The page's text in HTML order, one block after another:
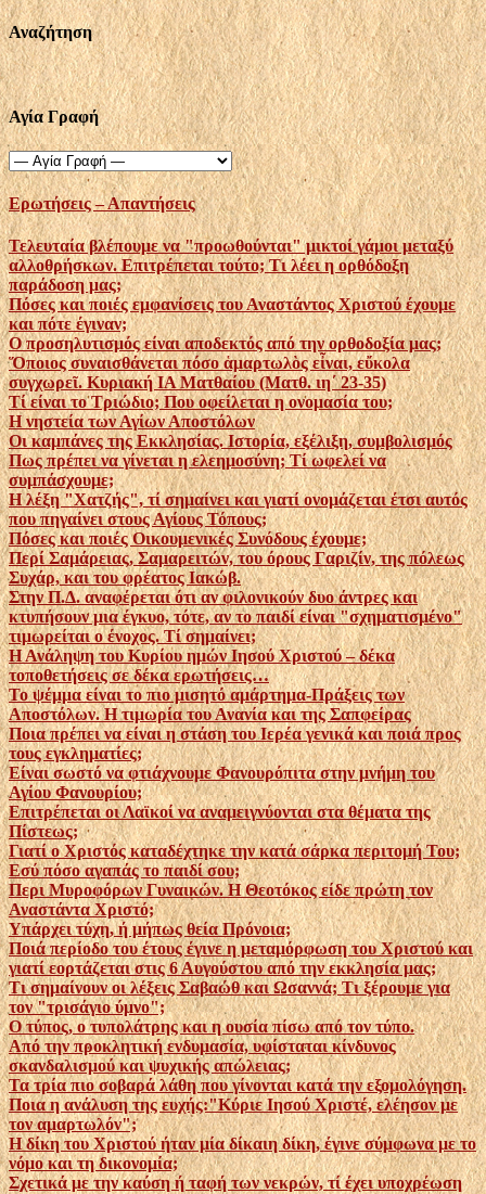
Αναζήτηση
Αγία Γραφή
Ερωτήσεις – Απαντήσεις
Τελευταία βλέπουμε να "προωθούνται" μικτοί γάμοι μεταξύ
αλλοθρήσκων. Επιτρέπεται τούτο; Τι λέει η ορθόδοξη
παράδοση μας;
Πόσες και ποιές εμφανίσεις του Αναστάντος Χριστού έχουμε
και πότε έγιναν;
Ο προσηλυτισμός είναι αποδεκτός από την ορθοδοξία μας;
Ὅ­ποιος συναισθάνεται πόσο ἁμαρτω­λὸς εἶναι, εὔκολα
συγχωρεῖ. Κυριακή ΙΑ Ματθαίου (Ματθ. ιη΄ 23-35)
Τί είναι το Τριώδιο; Που οφείλεται η ονομασία του;
Η νηστεία των Αγίων Αποστόλων
Οι καμπάνες της Εκκλησίας. Ιστορία, εξέλιξη, συμβολισμός
Πως πρέπει να γίνεται η ελεημοσύνη; Τί ωφελεί να
συμπάσχουμε;
Η λέξη "Χατζής", τί σημαίνει και γιατί ονομάζεται έτσι αυτός
που πηγαίνει στους Αγίους Τόπους;
Πόσες και ποιές Οικουμενικές Συνόδους έχουμε;
Περί Σαμάρειας, Σαμαρειτών, του όρους Γαριζίν, της πόλεως
Συχάρ, και του φρέατος Ιακώβ.
Στην Π.Δ. αναφέρεται ότι αν φιλονικούν δυο άντρες και
κτυπήσουν μια έγκυο, τότε, αν το παιδί είναι "σχηματισμένο"
τιμωρείται ο ένοχος. Τί σημαίνει;
Η Ανάληψη του Κυρίου ημών Ιησού Χριστού – δέκα
τοποθετήσεις σε δέκα ερωτήσεις…
Το ψέμμα είναι το πιο μισητό αμάρτημα-Πράξεις των
Αποστόλων. Η τιμωρία του Ανανία και της Σαπφείρας
Ποια πρέπει να είναι η στάση του Ιερέα γενικά και ποιά προς
τους εγκληματίες;
Είναι σωστό να φτιάχνουμε Φανουρόπιτα στην μνήμη του
Αγίου Φανουρίου;
Επιτρέπεται οι Λαϊκοί να αναμειγνύονται στα θέματα της
Πίστεως;
Γιατί ο Χριστός καταδέχτηκε την κατά σάρκα περιτομή Του;
Εσύ πόσο αγαπάς το παιδί σου;
Περι Μυροφόρων Γυναικών. Η Θεοτόκος είδε πρώτη τον
Αναστάντα Χριστό;
Υπάρχει τύχη, ή μήπως θεία Πρόνοια;
Ποιά περίοδο του έτους έγινε η μεταμόρφωση του Χριστού και
γιατί εορτάζεται στις 6 Αυγούστου από την εκκλησία μας;
Τι σημαίνουν οι λέξεις Σαβαώθ και Ωσαννά; Τι ξέρουμε για
τον "τρισάγιο ύμνο";
Ο τύπος, ο τυπολάτρης και η ουσία πίσω από τον τύπο.
Από την προκλητική ενδυμασία, υφίσταται κίνδυνος
σκανδαλισμού και ψυχικής απώλειας;
Τα τρία πιο σοβαρά λάθη που γίνονται κατά την εξομολόγηση.
Ποια η ανάλυση της ευχής:"Κύριε Ιησού Χριστέ, ελέησον με
τον αμαρτωλόν";
Η δίκη του Χριστού ήταν μία δίκαιη δίκη, έγινε σύμφωνα με το
νόμο και τη δικονομία;
Σχετικά με την καύση ή ταφή των νεκρών, τί έχει υποχρέωση